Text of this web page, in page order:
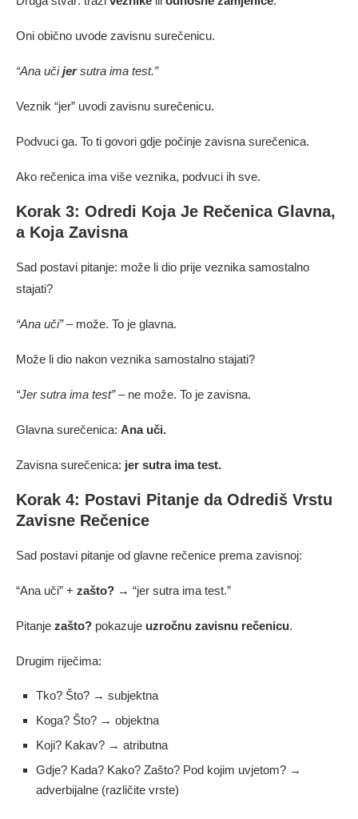
Oni obično uvode zavisnu surečenicu.
“Ana učijersutra ima test.”
Veznik “jer” uvodi zavisnu surečenicu.
Podvuci ga. To ti govori gdje počinje zavisna surečenica.
Ako rečenica ima više veznika, podvuci ih sve.
Korak 3: Odredi Koja Je Rečenica Glavna,
a Koja Zavisna
Sad postavi pitanje: može li dio prije veznika samostalno
stajati?
“Ana uči”– može. To je glavna.
Može li dio nakon veznika samostalno stajati?
“Jer sutra ima test”– ne može. To je zavisna.
Glavna surečenica: Ana uči.
Zavisna surečenica: jer sutra ima test.
Korak 4: Postavi Pitanje da Odrediš Vrstu
Zavisne Rečenice
Sad postavi pitanje od glavne rečenice prema zavisnoj:
“Ana uči” + zašto? → “jer sutra ima test.”
Pitanje zašto? pokazuje uzročnu zavisnu rečenicu.
Drugim riječima:
Tko? Što? → subjektna
Koga? Što? → objektna
Koji? Kakav? → atributna
Gdje? Kada? Kako? Zašto? Pod kojim uvjetom? →
adverbijalne (različite vrste)